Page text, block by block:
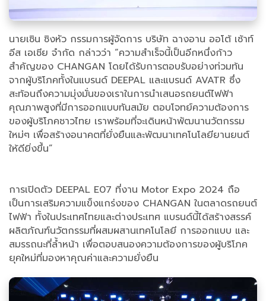
นายเซิน ซิงหัว กรรมการผู้จัดการ บริษัท ฉางอาน ออโต้ เซ้าท์
อีส เอเชีย จำกัด กล่าวว่า “ความสำเร็จนี้เป็นอีกหนึ่งก้าว
สำคัญของ CHANGAN โดยได้รับการตอบรับอย่างท่วมท้น
จากผู้บริโภคทั้งในแบรนด์ DEEPAL และแบรนด์ AVATR ซึ่ง
สะท้อนถึงความมุ่งมั่นของเราในการนำเสนอรถยนต์ไฟฟ้า
คุณภาพสูงที่มีการออกแบบทันสมัย ตอบโจทย์ความต้องการ
ของผู้บริโภคชาวไทย เราพร้อมที่จะเดินหน้าพัฒนานวัตกรรม
ใหม่ๆ เพื่อสร้างอนาคตที่ยั่งยืนและพัฒนาเทคโนโลยียานยนต์
ให้ดียิ่งขึ้น”
การเปิดตัว DEEPAL E07 ที่งาน Motor Expo 2024 ถือ
เป็นการเสริมความแข็งแกร่งของ CHANGAN ในตลาดรถยนต์
ไฟฟ้า ทั้งในประเทศไทยและต่างประเทศ แบรนด์นี้ได้สร้างสรรค์
ผลิตภัณฑ์นวัตกรรมที่ผสมผสานเทคโนโลยี การออกแบบ และ
สมรรถนะที่ล้ำหน้า เพื่อตอบสนองความต้องการของผู้บริโภค
ยุคใหม่ที่มองหาคุณค่าและความยั่งยืน